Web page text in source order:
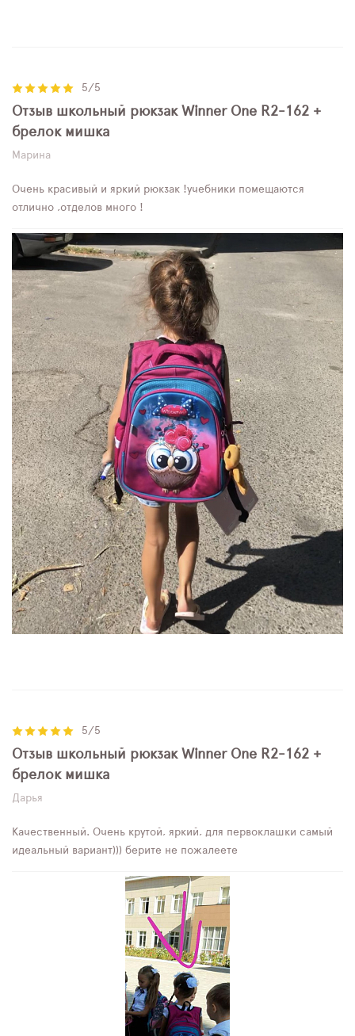
5/5
Отзыв школьный рюкзак Winner One R2-162 +
брелок мишка
Марина
Очень красивый и яркий рюкзак !учебники помещаются
отлично ,отделов много !
5/5
Отзыв школьный рюкзак Winner One R2-162 +
брелок мишка
Дарья
Качественный. Очень крутой, яркий, для первоклашки самый
идеальный вариант))) берите не пожалеете